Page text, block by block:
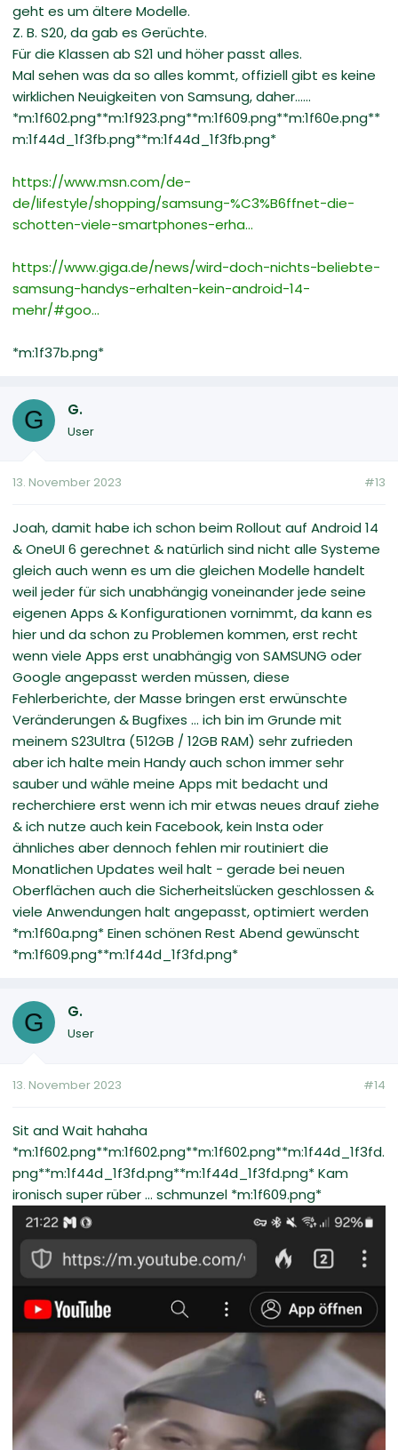
geht es um ältere Modelle.
Z. B. S20, da gab es Gerüchte.
Für die Klassen ab S21 und höher passt alles.
Mal sehen was da so alles kommt, offiziell gibt es keine
wirklichen Neuigkeiten von Samsung, daher......
*m:1f602.png**m:1f923.png**m:1f609.png**m:1f60e.png**
m:1f44d_1f3fb.png**m:1f44d_1f3fb.png*
https://www.msn.com/de-
de/lifestyle/shopping/samsung-%C3%B6ffnet-die-
schotten-viele-smartphones-erha...
https://www.giga.de/news/wird-doch-nichts-beliebte-
samsung-handys-erhalten-kein-android-14-
mehr/#goo...
*m:1f37b.png*
G G.
User
13. November 2023 #13
Joah, damit habe ich schon beim Rollout auf Android 14
& OneUI 6 gerechnet & natürlich sind nicht alle Systeme
gleich auch wenn es um die gleichen Modelle handelt
weil jeder für sich unabhängig voneinander jede seine
eigenen Apps & Konfigurationen vornimmt, da kann es
hier und da schon zu Problemen kommen, erst recht
wenn viele Apps erst unabhängig von SAMSUNG oder
Google angepasst werden müssen, diese
Fehlerberichte, der Masse bringen erst erwünschte
Veränderungen & Bugfixes ... ich bin im Grunde mit
meinem S23Ultra (512GB / 12GB RAM) sehr zufrieden
aber ich halte mein Handy auch schon immer sehr
sauber und wähle meine Apps mit bedacht und
recherchiere erst wenn ich mir etwas neues drauf ziehe
& ich nutze auch kein Facebook, kein Insta oder
ähnliches aber dennoch fehlen mir routiniert die
Monatlichen Updates weil halt - gerade bei neuen
Oberflächen auch die Sicherheitslücken geschlossen &
viele Anwendungen halt angepasst, optimiert werden
*m:1f60a.png* Einen schönen Rest Abend gewünscht
*m:1f609.png**m:1f44d_1f3fd.png*
G G.
User
13. November 2023 #14
Sit and Wait hahaha
*m:1f602.png**m:1f602.png**m:1f602.png**m:1f44d_1f3fd.
png**m:1f44d_1f3fd.png**m:1f44d_1f3fd.png* Kam
ironisch super rüber ... schmunzel *m:1f609.png*